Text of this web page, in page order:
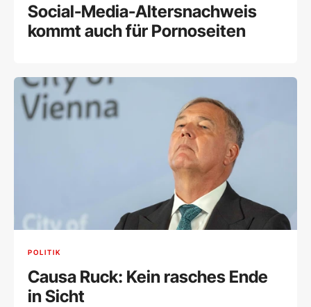
Social-Media-Altersnachweis
kommt auch für Pornoseiten
POLITIK
Causa Ruck: Kein rasches Ende
in Sicht